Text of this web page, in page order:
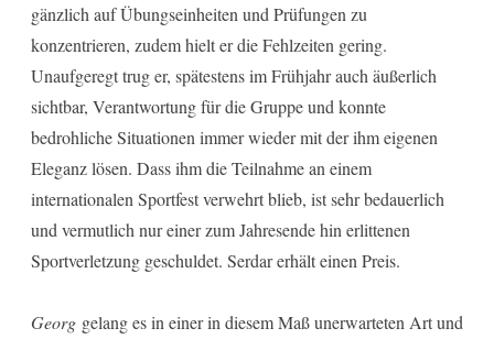
gänzlich auf Übungseinheiten und Prüfungen zu
konzentrieren, zudem hielt er die Fehlzeiten gering.
Unaufgeregt trug er, spätestens im Frühjahr auch äußerlich
sichtbar, Verantwortung für die Gruppe und konnte
bedrohliche Situationen immer wieder mit der ihm eigenen
Eleganz lösen. Dass ihm die Teilnahme an einem
internationalen Sportfest verwehrt blieb, ist sehr bedauerlich
und vermutlich nur einer zum Jahresende hin erlittenen
Sportverletzung geschuldet. Serdar erhält einen Preis.
Georg gelang es in einer in diesem Maß unerwarteten Art und